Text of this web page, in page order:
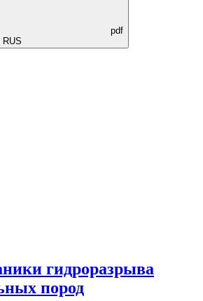
pdf
RUS
гидроразрыва
пород